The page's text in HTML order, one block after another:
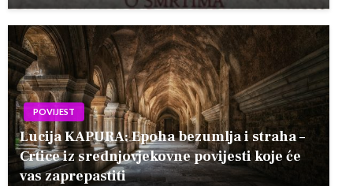
POVIJEST
Lucija KAPURA: Epoha bezumlja i straha –
Crtice iz srednjovjekovne povijesti koje će
vas zaprepastiti